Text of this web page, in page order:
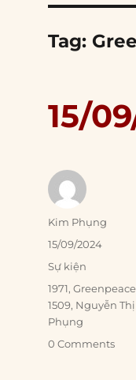
Tag:
15/
Author
Kim Phụng
Posted
15/09/2024
Categories
Sự kiện
Tags
1971,Greenpeace
1509, Nguyễn
Phụng
0 Comments